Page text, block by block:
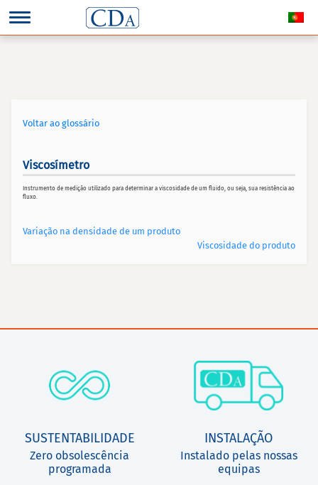
Voltar ao glossário
Viscosímetro
Instrumento de medição utilizado para determinar a viscosidade de um fluido, ou seja, sua resistência ao
fluxo.
Variação na densidade de um produto
Viscosidade do produto
SUSTENTABILIDADE
Zero obsolescência
programada
INSTALAÇÃO
Instalado pelas nossas
equipas